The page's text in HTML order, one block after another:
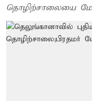
தொழிற்சாலையை